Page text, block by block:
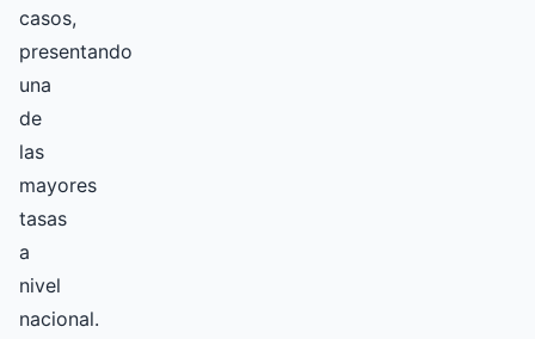
casos,
presentando
una
de
las
mayores
tasas
a
nivel
nacional.